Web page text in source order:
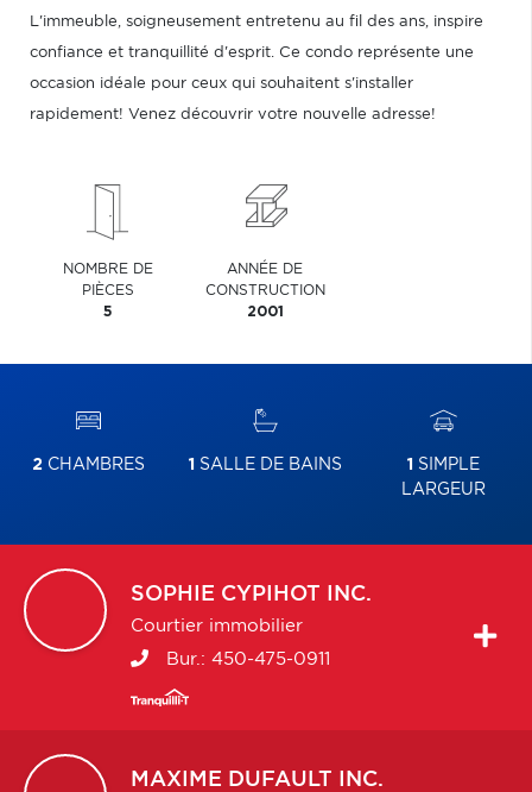
L'immeuble, soigneusement entretenu au fil des ans, inspire
confiance et tranquillité d'esprit. Ce condo représente une
occasion idéale pour ceux qui souhaitent s'installer
rapidement! Venez découvrir votre nouvelle adresse!
NOMBRE DE
PIÈCES
5
ANNÉE DE
CONSTRUCTION
2001
2 CHAMBRES 1 SALLE DE BAINS 1 SIMPLE
LARGEUR
SOPHIE CYPIHOT INC.
Courtier immobilier
Bur.: 450-475-0911
MAXIME DUFAULT INC.